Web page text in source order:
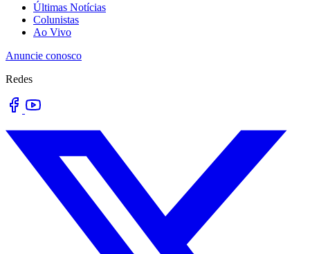
Últimas Notícias
Colunistas
Ao Vivo
Anuncie conosco
Redes